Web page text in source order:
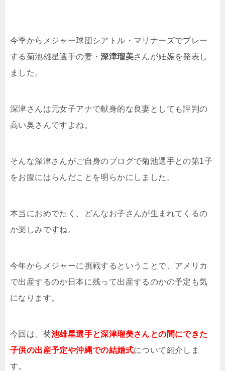
今季からメジャー球団シアトル・マリナーズでプレー
する菊池雄星選手の妻・深津瑠美さんが妊娠を発表し
ました。
深津さんは元女子アナで献身的な良妻としても評判の
高い奥さんですよね。
そんな深津さんがご自身のブログで菊池選手との第1子
をお腹にはらんだことを明らかにしました。
本当におめでたく、どんなお子さんが生まれてくるの
か楽しみですね。
今年からメジャーに挑戦するということで、アメリカ
で出産するのか日本に残って出産するのかの予定も気
になります。
今回は、菊池雄星選手と深津瑠美さんとの間にできた
子供の出産予定や沖縄での結婚式について紹介しま
す。